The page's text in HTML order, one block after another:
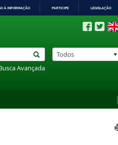
À INFORMAÇÃO PARTICIPE LEGISLAÇÃO
Avançada
Todos